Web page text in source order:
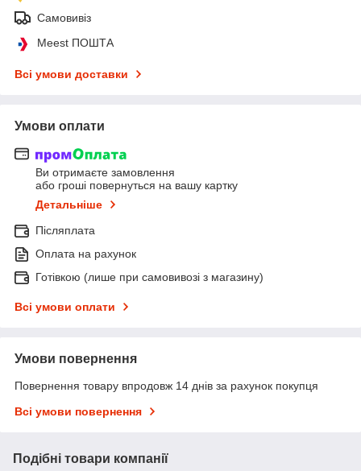
Самовивіз
Meest ПОШТА
Всі умови доставки
Умови оплати
Ви отримаєте замовлення
або гроші повернуться на вашу картку
Детальніше
Післяплата
Оплата на рахунок
Готівкою (лише при самовивозі з магазину)
Всі умови оплати
Умови повернення
Повернення товару впродовж 14 днів за рахунок покупця
Всі умови повернення
Подібні товари компанії